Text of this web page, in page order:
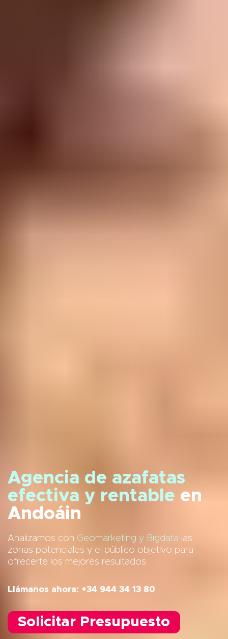
Agencia de azafatas
efectiva y rentable en
Andoáin
Analizamos con Geomarketing y Bigdata las
zonas potenciales y el público objetivo para
ofrecerte los mejores resultados
Llámanos ahora: +34 944 34 13 80
Solicitar Presupuesto